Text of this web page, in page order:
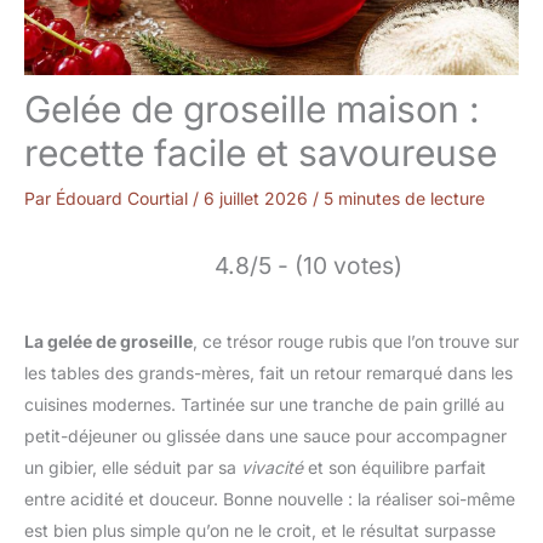
Gelée de groseille maison :
recette facile et savoureuse
Par Édouard Courtial / 6 juillet 2026 / 5 minutes de lecture
4.8/5 - (10 votes)
La gelée de groseille , ce trésor rouge rubis que l’on trouve sur
les tables des grands-mères, fait un retour remarqué dans les
cuisines modernes. Tartinée sur une tranche de pain grillé au
petit-déjeuner ou glissée dans une sauce pour accompagner
un gibier, elle séduit par sa vivacitéet son équilibre parfait
entre acidité et douceur. Bonne nouvelle : la réaliser soi-même
est bien plus simple qu’on ne le croit, et le résultat surpasse